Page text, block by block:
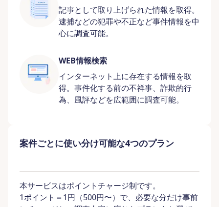
記事として取り上げられた情報を取得。
逮捕などの犯罪や不正など事件情報を中
心に調査可能。
WEB情報検索
インターネット上に存在する情報を取
得。事件化する前の不祥事、詐欺的行
為、風評などを広範囲に調査可能。
案件ごとに使い分け可能な4つのプラン
本サービスはポイントチャージ制です。
1ポイント＝1円（500円〜）で、必要な分だけ事前